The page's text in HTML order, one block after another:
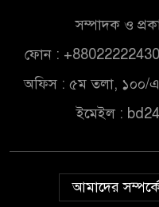
সম্পাদক ও
ফোন :
অফিস : ৫ম তলা, ১০০/এ
ইমেইল :
আমাদের